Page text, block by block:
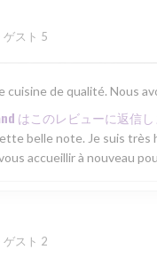
スト 5
cuisine de qualité. Nous
はこのレビューに返信し
belle note. Je suis très
accueillir à nouveau
スト 2